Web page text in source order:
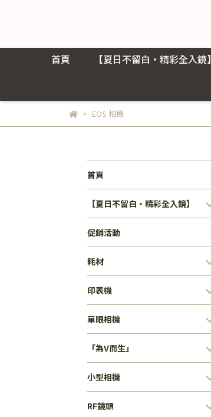
首頁 【夏日不留白・精彩全入鏡】
EOS 相機
首頁
【夏日不留白・精彩全入鏡】
促銷活動
耗材
印表機
單眼相機
「為V而生」
小型相機
RF鏡頭